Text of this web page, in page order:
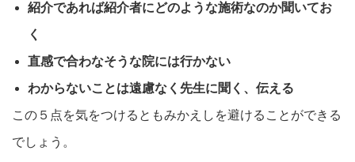
紹介であれば紹介者にどのような施術なのか聞いてお
く
直感で合わなそうな院には行かない
わからないことは遠慮なく先生に聞く、伝える
この５点を気をつけるともみかえしを避けることができる
でしょう。